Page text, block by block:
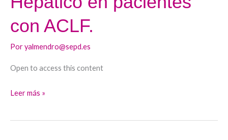
con ACLF.
Poryalmendro@sepd.es
Open to access this content
al
paciente?
Trasplante
Hepático
con
Leer más »